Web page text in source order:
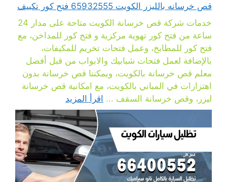
قص خرسانه بالليزر الكويت 65932555 فتح كور تكييف
خدمات شركة قص خرسانة الكويت متاحة على مدار 24
ساعة من فتح كور تهوية مركزية و فتح كور للمداخن، مع
فتح كور للمطابخ، وعمل فتحات تخريم للمكيفات،
بالإضافة لعمل فتحات شبابيك والابواب من قبل أفضل
معلم قص خرسانة بالكويت، ويمكننا قص خرسانة بدون
اهتزازات في المباني بالكويت، مع امكانية قص خرسانة
ليزر، وقص خرسانة السقف ... اقرأ المزيد